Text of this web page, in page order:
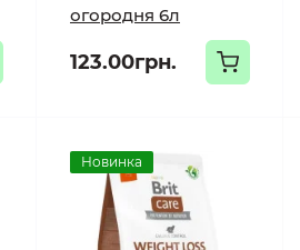
огородня 6л
123.00грн.
Новинка